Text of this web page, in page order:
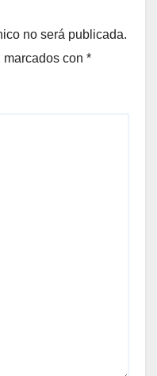
no será publicada.
marcados con *